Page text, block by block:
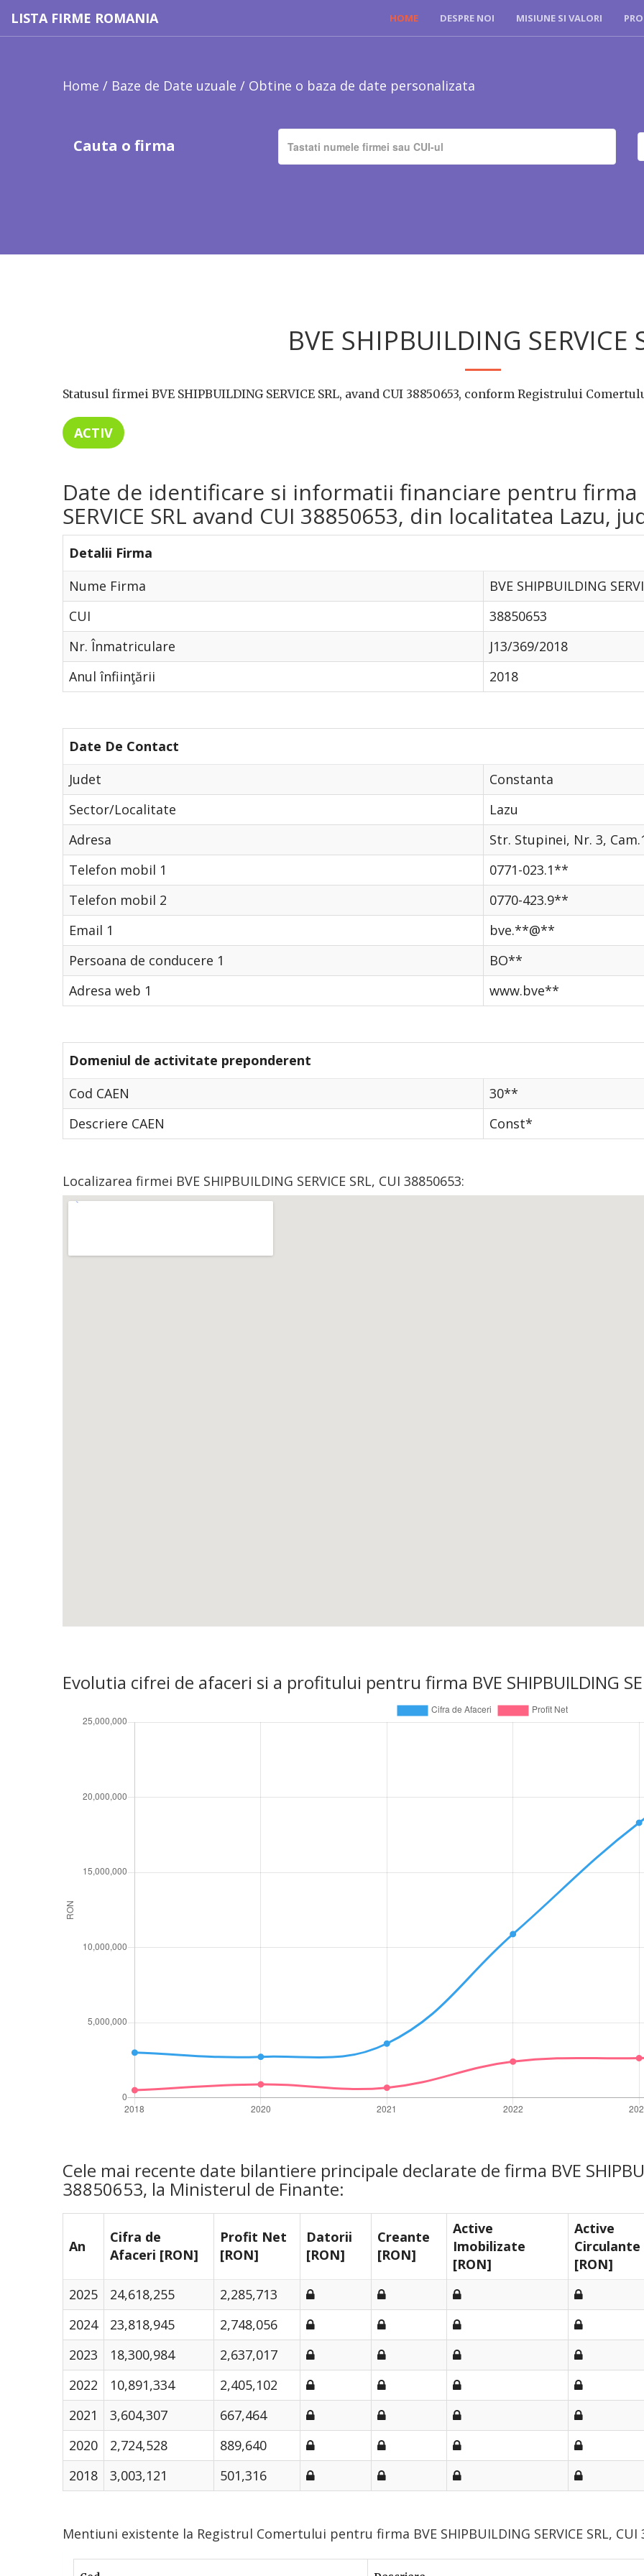
LISTA FIRME ROMANIA HOME DESPRE NOI MISIUNE SI VALORI
Home / Baze de Date uzuale / Obtine o baza de date personalizata
Cauta o firma
BVE SHIPBUILDING SERVICE
Statusul firmei BVE SHIPBUILDING SERVICE SRL, avand CUI 38850653, conform Registrului
ACTIV
Date de identificare si informatii financiare pentru firma
SERVICE SRL avand CUI 38850653, din localitatea Lazu,
Detalii Firma
Nume Firma
BVE SHIPBUILDING
CUI
38850653
Nr. Înmatriculare
J13/369/2018
Anul înfiinţării
2018
Date De Contact
Judet
Constanta
Sector/Localitate
Lazu
Adresa
Str. Stupinei, Nr. 3,
Telefon mobil 1
0771-023.1**
Telefon mobil 2
0770-423.9**
Email 1
bve.**@**
Persoana de conducere 1
BO**
Adresa web 1
www.bve**
Domeniul de activitate preponderent
Cod CAEN
30**
Descriere CAEN
Const*
Localizarea firmei BVE SHIPBUILDING SERVICE SRL, CUI 38850653:
Evolutia cifrei de afaceri si a profitului pentru firma BVE SHIPBUILDING
Cele mai recente date bilantiere principale declarate de firma BVE
38850653, la Ministerul de Finante:
An
Cifra de
Afaceri [RON]
Profit Net
[RON]
Datorii
[RON]
Creante
[RON]
Active
Imobilizate
[RON]
Active
Circulante
[RON]
2025
24,618,255
2,285,713
2024
23,818,945
2,748,056
2023
18,300,984
2,637,017
2022
10,891,334
2,405,102
2021
3,604,307
667,464
2020
2,724,528
889,640
2018
3,003,121 501,316
Mentiuni existente la Registrul Comertului pentru firma BVE SHIPBUILDING SERVICE SRL, CUI